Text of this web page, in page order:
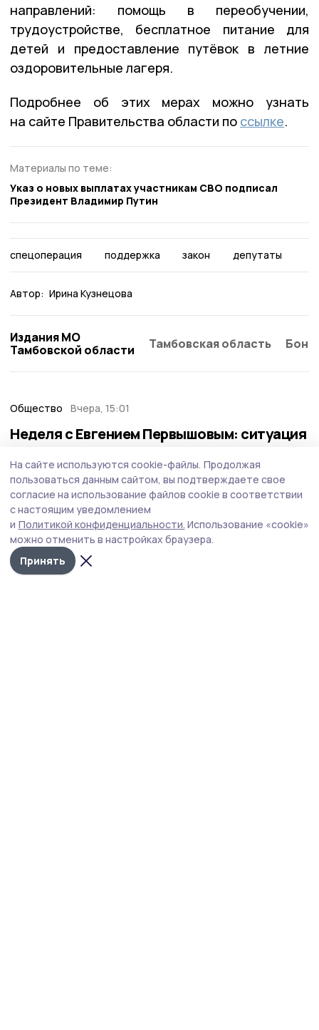
направлений: помощь в переобучении,
трудоустройстве, бесплатное питание для
детей и предоставление путёвок в летние
оздоровительные лагеря.
Подробнее об этих мерах можно узнать
на сайте Правительства области по ссылке.
Материалы по теме:
Указ о новых выплатах участникам СВО подписал
Президент Владимир Путин
спецоперация поддержка закон депутаты
Автор: Ирина Кузнецова
Издания МО
Тамбовской области
Тамбовская область
Общество Вчера, 15:01
Неделя с Евгением Первышовым: ситуация
приоритеты образования
Губернатор держит на контроле ситуацию с бензином,
требует навести порядок с мусором в Тамбове.
На сайте используются cookie-файлы. Продолжая
пользоваться данным сайтом, вы подтверждаете свое
согласие на использование файлов cookie в соответствии
с настоящим уведомлением
и Политикой конфиденциальности. Использование «cookie»
можно отменить в настройках браузера.
Принять